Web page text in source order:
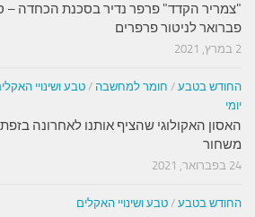
"צמריר הקדד" פרפר נדיר בסכנת הכחדה –
פברואר לניטור פרפרים
2 במרץ, 2021
החודש בטבע / חומר למחשבה /טבע ושינויי
יומי
האסון האקולוגי שהציף אותנו לאחרונה
משחור
24 בפברואר, 2021
החודש בטבע / טבע ושינויי האקלים